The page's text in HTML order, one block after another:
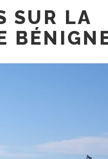
SUR LA